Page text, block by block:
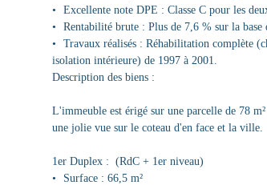
Excellente note DPE : Classe C pour les
Rentabilité brute : Plus de 7,6 % sur la
Travaux réalisés : Réhabilitation complète
isolation intérieure) de 1997 à 2001.
Description des biens :
L'immeuble est érigé sur une parcelle de 78
une jolie vue sur le coteau d'en face et la ville.
1er Duplex : (RdC + 1er niveau)
Surface : 66,5 m²